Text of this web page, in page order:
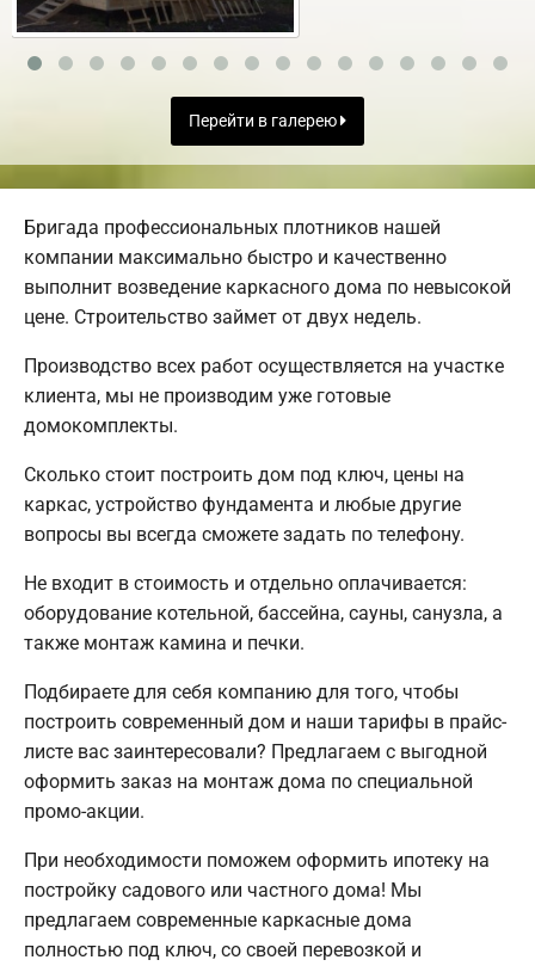
Перейти в галерею
Бригада профессиональных плотников нашей
компании максимально быстро и качественно
выполнит возведение каркасного дома по невысокой
цене. Строительство займет от двух недель.
Производство всех работ осуществляется на участке
клиента, мы не производим уже готовые
домокомплекты.
Сколько стоит построить дом под ключ, цены на
каркас, устройство фундамента и любые другие
вопросы вы всегда сможете задать по телефону.
Не входит в стоимость и отдельно оплачивается:
оборудование котельной, бассейна, сауны, санузла, а
также монтаж камина и печки.
Подбираете для себя компанию для того, чтобы
построить современный дом и наши тарифы в прайс-
листе вас заинтересовали? Предлагаем с выгодной
оформить заказ на монтаж дома по специальной
промо-акции.
При необходимости поможем оформить ипотеку на
постройку садового или частного дома! Мы
предлагаем современные каркасные дома
полностью под ключ, со своей перевозкой и